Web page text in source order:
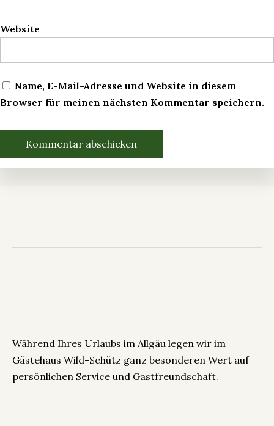
Website
Name, E-Mail-Adresse und Website in diesem
Browser für meinen nächsten Kommentar speichern.
Während Ihres Urlaubs im Allgäu legen wir im
Gästehaus Wild-Schütz ganz besonderen Wert auf
persönlichen Service und Gastfreundschaft.